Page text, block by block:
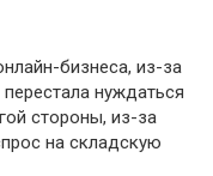
бизнеса, из-за
нуждаться
стороны, из-за
на складскую